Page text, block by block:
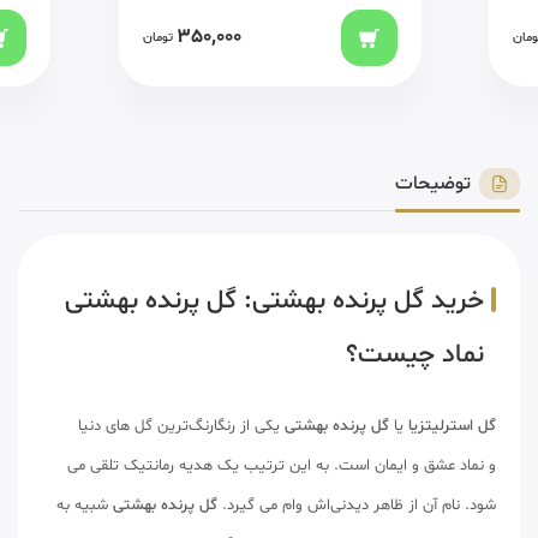
350,000 تومان
توضیحات
خرید گل پرنده بهشتی: گل پرنده بهشتی
نماد چیست؟
گل استرلیتزیا یا گل پرنده‌ بهشتی یکی از رنگارنگ‌ترین گل های دنیا
و نماد عشق و ایمان است. به این ترتیب یک هدیه رمانتیک تلقی می
شود. نام آن از ظاهر دیدنی‌اش وام می گیرد. گل پرنده بهشتی شبیه به